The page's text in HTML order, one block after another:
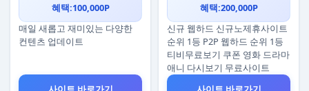
혜택:100,000P
매일 새롭고 재미있는 다양한
컨텐츠 업데이트
혜택:200,000P
신규 웹하드 신규노제휴사이트
순위 1등 P2P 웹하드 순위 1등
티비무료보기 쿠폰 영화 드라마
애니 다시보기 무료사이트